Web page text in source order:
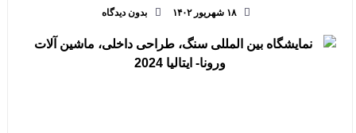
۱۸ شهریور ۱۴۰۲ بدون دیدگاه